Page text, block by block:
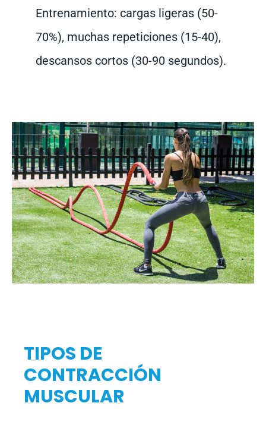
Entrenamiento: cargas ligeras (50-
70%), muchas repeticiones (15-40),
descansos cortos (30-90 segundos).
TIPOS DE
CONTRACCIÓN
MUSCULAR